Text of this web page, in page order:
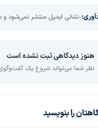
نشانی ایمیل منتشر نمی‌شود و
هنوز دیدگاهی ثبت نشده است
نظر شما می‌تواند شروع یک گفت‌وگوی
را بنویسید